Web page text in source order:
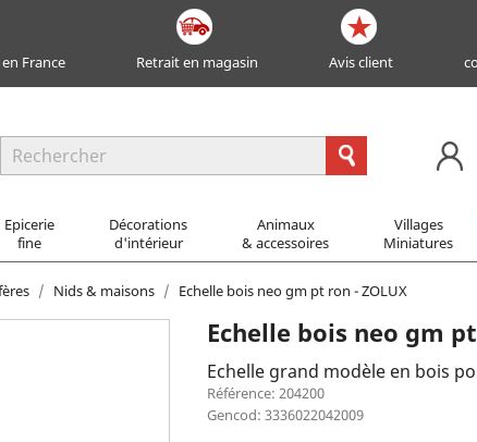
France Retrait en magasin Avis client
Epicerie
fine
Décorations
d'intérieur
Animaux
& accessoires
Villages
Miniatures
Nids & maisons Echelle bois neo gm pt ron - ZOLUX
Echelle bois neo gm
Echelle grand modèle en bois
Référence: 204200
Gencod: 3336022042009